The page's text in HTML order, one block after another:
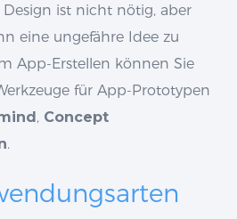
Design ist nicht nötig, aber
eine ungefähre Idee zu
App-Erstellen können Sie
für App-Prototypen
, Concept
.